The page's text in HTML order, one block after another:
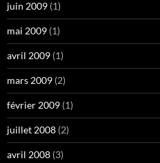
juin 2009 (1)
mai 2009 (1)
avril 2009 (1)
mars 2009 (2)
février 2009 (1)
juillet 2008 (2)
avril 2008 (3)